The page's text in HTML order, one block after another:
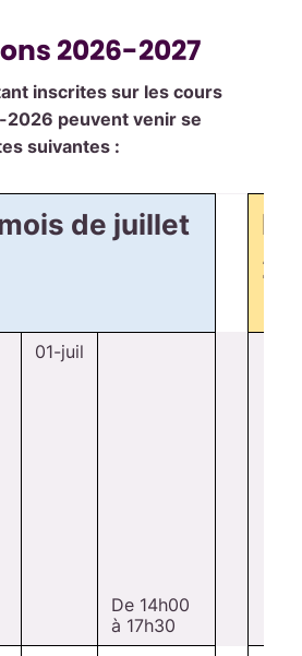
2026-2027
inscrites sur les cours
2026 peuvent venir se
suivantes :
de juillet
01-juil
De 14h00
à 17h30